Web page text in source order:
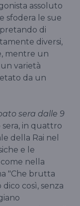
assoluto
sfodera le sue
di
diversi,
mentre un
varietà
da un
sera dalle 9
sera, in quattro
della Rai nel
e le
nella
"Che brutta
così, senza